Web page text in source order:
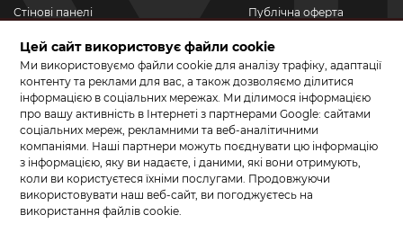
Стінові панелі
Новинки
Акційні товари
Акції/Знижки
Публічна оферта
Політика
конфіденційності
ПРИЄДНУЙТЕСЬ ДО НАС У СОЦМЕРЕЖАХ
Цей сайт використовує файли cookie
Ми використовуємо файли cookie для аналізу трафіку, адаптації
контенту та реклами для вас, а також дозволяємо ділитися
інформацією в соціальних мережах. Ми ділимося інформацією
про вашу активність в Інтернеті з партнерами Google: сайтами
соціальних мереж, рекламними та веб-аналітичними
компаніями. Наші партнери можуть поєднувати цю інформацію
з інформацією, яку ви надаєте, і даними, які вони отримують,
коли ви користуєтеся їхніми послугами. Продовжуючи
використовувати наш веб-сайт, ви погоджуєтесь на
використання файлів cookie.